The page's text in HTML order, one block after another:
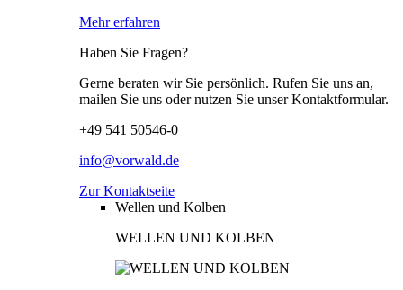
Mehr erfahren
Haben Sie Fragen?
Gerne beraten wir Sie persönlich. Rufen Sie uns an,
mailen Sie uns oder nutzen Sie unser Kontaktformular.
+49 541 50546-0
info@vorwald.de
Zur Kontaktseite
Wellen und Kolben
WELLEN UND KOLBEN